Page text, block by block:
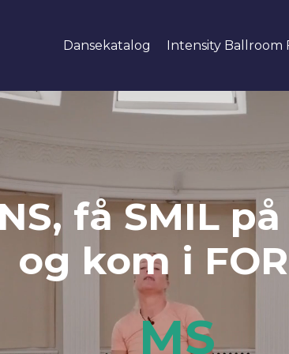
Dansekatalog Intensity Ballroom
få SMIL
og kom i
MS